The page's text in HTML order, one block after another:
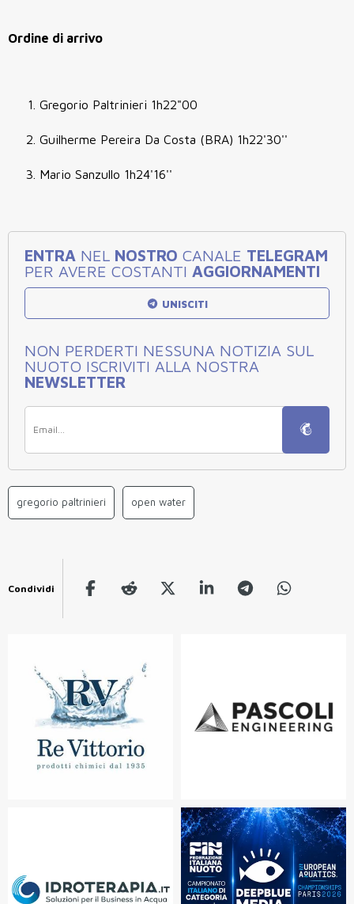
Ordine di arrivo
Gregorio Paltrinieri 1h22"00
Guilherme Pereira Da Costa (BRA) 1h22'30''
Mario Sanzullo 1h24'16''
ENTRA NEL NOSTRO CANALE TELEGRAM
PER AVERE COSTANTI AGGIORNAMENTI
UNISCITI
NON PERDERTI NESSUNA NOTIZIA SUL
NUOTO ISCRIVITI ALLA NOSTRA
NEWSLETTER
gregorio paltrinieri open water
Condividi